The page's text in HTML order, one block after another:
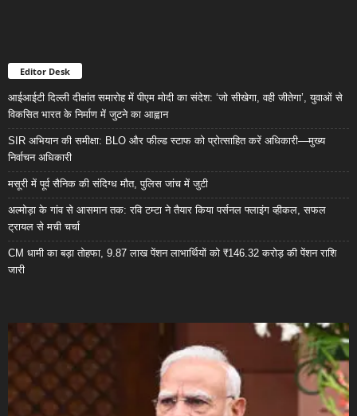
Editor Desk
आईआईटी दिल्ली दीक्षांत समारोह में पीएम मोदी का संदेश: ‘जो सीखेगा, वही जीतेगा’, युवाओं से
विकसित भारत के निर्माण में जुटने का आह्वान
SIR अभियान की समीक्षा: BLO और फील्ड स्टाफ को प्रोत्साहित करें अधिकारी—मुख्य
निर्वाचन अधिकारी
मसूरी में पूर्व सैनिक की संदिग्ध मौत, पुलिस जांच में जुटी
अल्मोड़ा के गांव से आसमान तक: रवि टम्टा ने तैयार किया पर्सनल फ्लाइंग व्हीकल, सफल
ट्रायल से मची चर्चा
CM धामी का बड़ा तोहफा, 9.87 लाख पेंशन लाभार्थियों को ₹146.32 करोड़ की पेंशन राशि
जारी